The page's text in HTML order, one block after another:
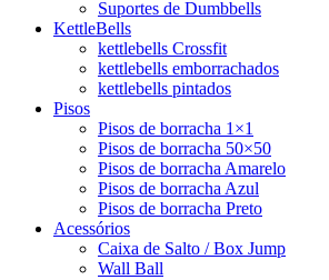
Suportes de Dumbbells
KettleBells
kettlebells Crossfit
kettlebells emborrachados
kettlebells pintados
Pisos
Pisos de borracha 1×1
Pisos de borracha 50×50
Pisos de borracha Amarelo
Pisos de borracha Azul
Pisos de borracha Preto
Acessórios
Caixa de Salto / Box Jump
Wall Ball